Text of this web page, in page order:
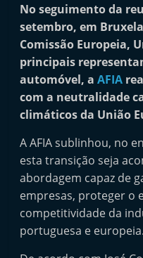
i
n
d
e
p
e
n
d
e
n
t
e
No seguimento da
setembro, em
Comissão Europeia,
principais
automóvel, aAFIA
com a neutralidade
climáticos da União
A AFIA sublinhou, no
esta transição seja
abordagem capaz de
empresas, proteger o
competitividade da
portuguesa e europeia.